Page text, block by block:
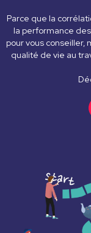
Parce que la
la performance
pour vous conseiller,
qualité de vie au